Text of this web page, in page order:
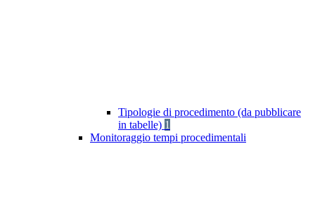
Tipologie di procedimento (da pubblicare
in tabelle) 1
Monitoraggio tempi procedimentali